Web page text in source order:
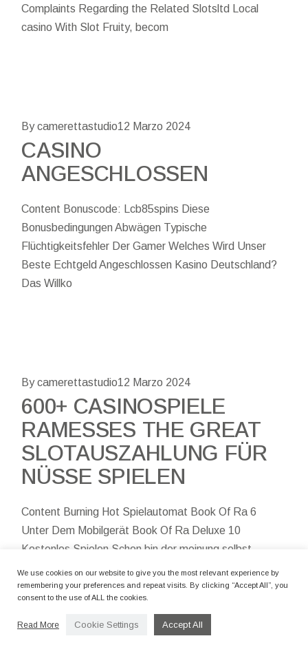
Complaints Regarding the Related Slotsltd Local
casino With Slot Fruity, becom
By camerettastudio12 Marzo 2024
CASINO
ANGESCHLOSSEN
Content Bonuscode: Lcb85spins Diese
Bonusbedingungen Abwägen Typische
Flüchtigkeitsfehler Der Gamer Welches Wird Unser
Beste Echtgeld Angeschlossen Kasino Deutschland?
Das Willko
By camerettastudio12 Marzo 2024
600+ CASINOSPIELE
RAMESSES THE GREAT
SLOTAUSZAHLUNG FÜR
NÜSSE SPIELEN
Content Burning Hot Spielautomat Book Of Ra 6
Unter Dem Mobilgerät Book Of Ra Deluxe 10
Kostenlos Spielen Schon bin der meinung selbst
sekundär, so etliche Produzent irgendetwas
We use cookies on our website to give you the most relevant experience by
remembering your preferences and repeat visits. By clicking “Accept All”, you
consent to the use of ALL the cookies.
Read More Cookie Settings Accept All